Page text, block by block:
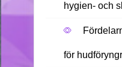
hygien- och
för